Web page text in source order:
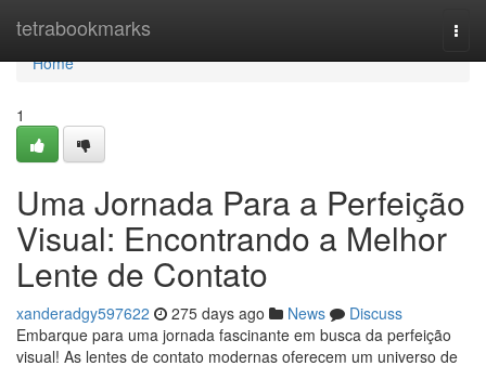
tetrabookmarks
Home
Home
1
Uma Jornada Para a Perfeição
Visual: Encontrando a Melhor
Lente de Contato
xanderadgy597622 275 days ago News
Discuss
Embarque para uma jornada fascinante em busca da perfeição
visual! As lentes de contato modernas oferecem um universo de